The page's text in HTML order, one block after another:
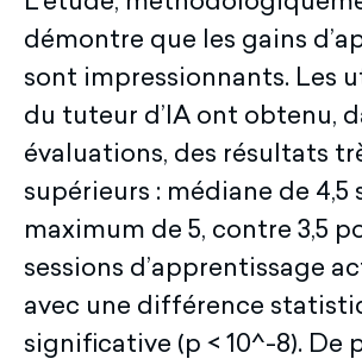
démontre que les gains
sont impressionnants. Les
du tuteur d’IA ont obtenu,
évaluations, des résultats
supérieurs : médiane de 4,5
maximum de 5, contre 3,5
sessions d’apprentissage
avec une différence
significative (p < 10^-8). De